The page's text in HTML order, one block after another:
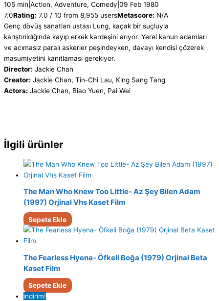
105 min Action, Adventure, Comedy 09 Feb 1980
7.0Rating: 7.0 / 10 from 8,955 usersMetascore: N/A
Genç dövüş sanatları ustası Lung, kaçak bir suçluyla
karıştırıldığında kayıp erkek kardeşini arıyor. Yerel kanun adamları
ve acımasız paralı askerler peşindeyken, davayı kendisi çözerek
masumiyetini kanıtlaması gerekiyor.
Director: Jackie Chan
Creator: Jackie Chan, Tin-Chi Lau, King Sang Tang
Actors: Jackie Chan, Biao Yuen, Pai Wei
İlgili ürünler
The Man Who Knew Too Little- Az Şey Bilen Adam
(1997) Orjinal Vhs Kaset Film
Sepete Ekle
The Fearless Hyena- Öfkeli Boğa (1979) Orjinal Beta
Kaset Film
Sepete Ekle
indirim!